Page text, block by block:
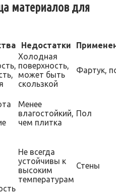
материалов для
Недостатки
Холодная
поверхность,
может быть
скользкой
Фартук,
Менее
влагостойкий,
чем плитка
Пол
Не всегда
устойчивы к
высоким
температурам
Стены